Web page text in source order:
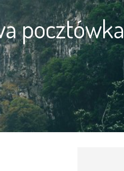
pocztówka